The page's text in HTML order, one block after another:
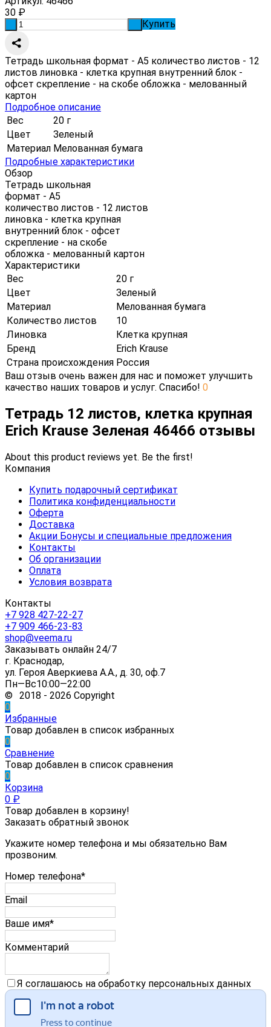
30 ₽
Купить
Тетрадь школьная формат - А5 количество листов - 12
листов линовка - клетка крупная внутренний блок -
офсет скрепление - на скобе обложка - мелованный
картон
Подробное описание
Вес
20 г
Цвет
Зеленый
Материал Мелованная бумага
Подробные характеристики
Обзор
Тетрадь школьная
формат - А5
количество листов - 12 листов
линовка - клетка крупная
внутренний блок - офсет
скрепление - на скобе
обложка - мелованный картон
Характеристики
Вес
20 г
Цвет
Зеленый
Материал
Мелованная бумага
Количество листов
10
Линовка
Клетка крупная
Бренд
Erich Krause
Страна происхождения Россия
Ваш отзыв очень важен для нас и поможет улучшить
качество наших товаров и услуг. Спасибо! 0
Тетрадь 12 листов, клетка крупная
Erich Krause Зеленая 46466 отзывы
About this product reviews yet. Be the first!
Компания
Купить подарочный сертификат
Политика конфиденциальности
Оферта
Доставка
Акции Бонусы и специальные предложения
Контакты
Об организации
Оплата
Условия возврата
Контакты
+7 928 427-22-27
+7 909 466-23-83
shop@veema.ru
Заказывать онлайн 24/7
г. Краснодар,
ул. Героя Аверкиева А.А., д. 30, оф.7
Пн—Вс10:00—22:00
© 2018 - 2026 Copyright
0
Избранные
Товар добавлен в список избранных
0
Сравнение
Товар добавлен в список сравнения
0
Корзина
0 ₽
Товар добавлен в корзину!
Заказать обратный звонок
Укажите номер телефона и мы обязательно Вам
прозвоним.
Номер телефона*
Email
Ваше имя*
Комментарий
Я соглашаюсь на обработку персональных данных